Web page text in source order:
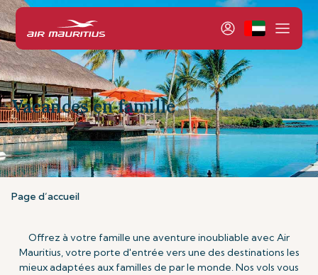
Vacances en famille
Page d’accueil
Offrez à votre famille une aventure inoubliable avec Air
Mauritius, votre porte d'entrée vers une des destinations les
mieux adaptées aux familles de par le monde. Nos vols vous